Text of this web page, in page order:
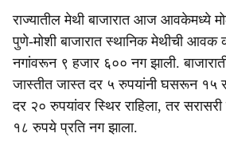
राज्यातील मेथी बाजारात आज आवकेमध्ये
पुणे-मोशी बाजारात स्थानिक मेथीची आवक
नगांवरून ९ हजार ६०० नग झाली.
जास्तीत जास्त दर ५ रुपयांनी घसरून १५
दर २० रुपयांवर स्थिर राहिला, तर
१८ रुपये प्रति नग झाला.